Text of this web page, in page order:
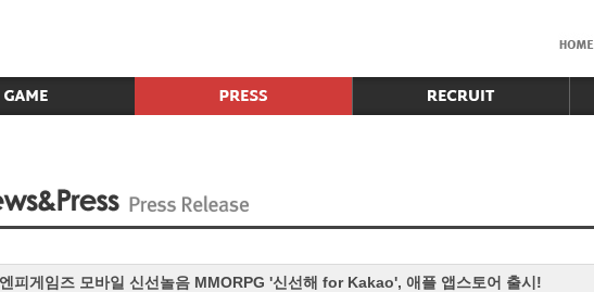
피게임즈 모바일 신선놀음 MMORPG '신선해 for Kakao', 애플 앱스토어 출시!